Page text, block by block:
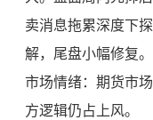
卖消息拖累深度下
解，尾盘小幅修复。
市场情绪：期货市
方逻辑仍占上风。